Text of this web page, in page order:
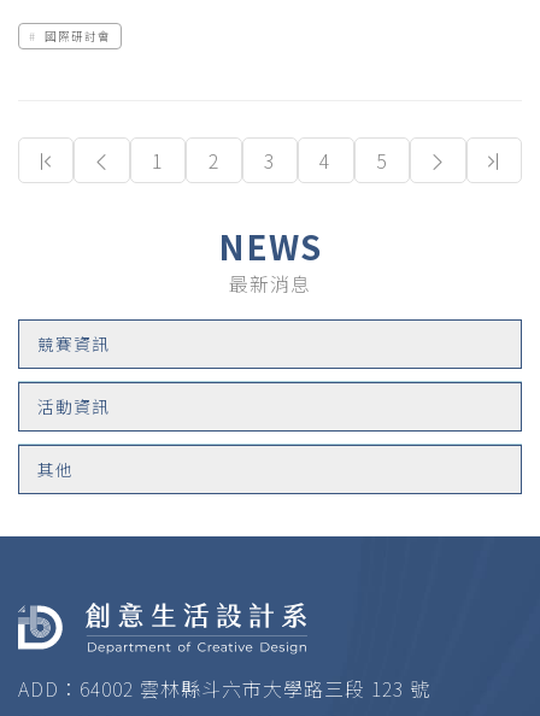
NEWS
最新消息
競賽資訊
活動資訊
其他
國際研討會
1 2 (current)
3 4 5
ADD：64002 雲林縣斗六市大學路三段 123 號